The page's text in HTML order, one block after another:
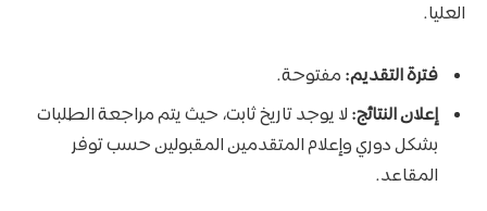
العليا.
فترة التقديم: مفتوحة.
إعلان النتائج: لا يوجد تاريخ ثابت، حيث يتم مراجعة الطلبات
بشكل دوري وإعلام المتقدمين المقبولين حسب توفر
المقاعد.